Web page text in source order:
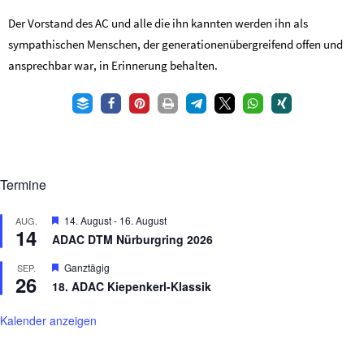
Der Vorstand des AC und alle die ihn kannten werden ihn als
sympathischen Menschen, der generationenübergreifend offen und
ansprechbar war, in Erinnerung behalten.
Termine
AUG.
14
Hervorgehoben
14. August- 16. August
ADAC DTM Nürburgring 2026
SEP.
26
Hervorgehoben
Ganztägig
18. ADAC Kiepenkerl-Klassik
Kalender anzeigen